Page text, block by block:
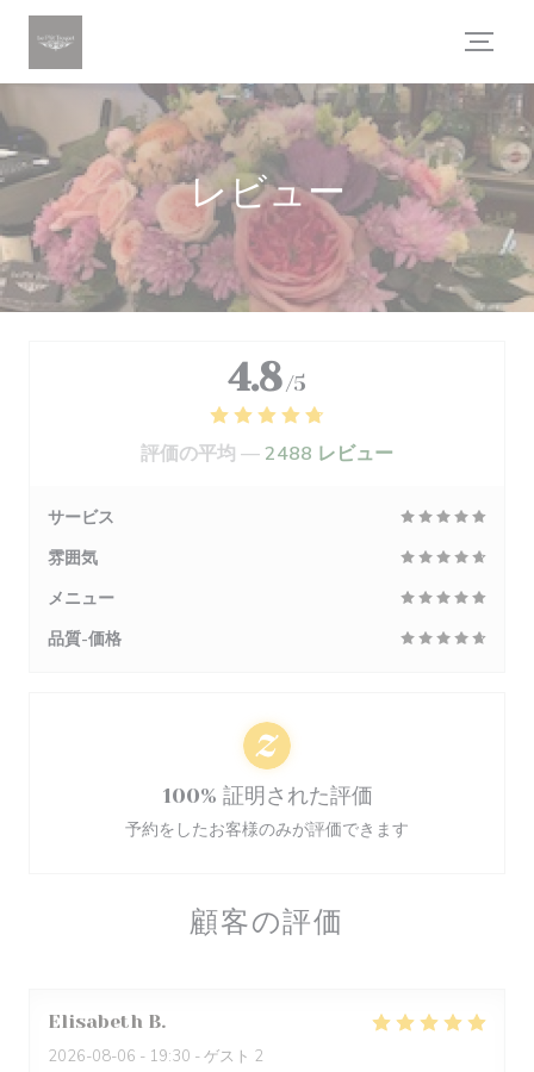
クッキー利用の管理について
レビュー
顧客の評価
Elisabeth B
2026-08-06 - 19:30 - ゲスト 2
4.8 /5
評価の平均 —2488 レビュー
サービス
雰囲気
メニュー
品質-価格
100% 証明された評価
予約をしたお客様のみが評価できます